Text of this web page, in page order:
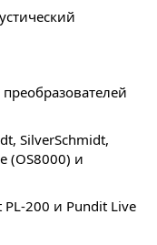
SilverSchmidt,
(OS8000) и
200 и Pundit Live